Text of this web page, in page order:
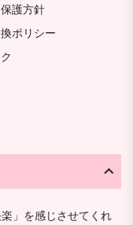
護方針
ポリシー
」を感じさせてくれ